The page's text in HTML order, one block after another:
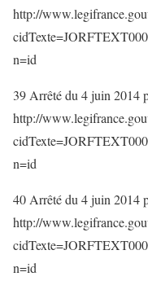
http://
n=id
39 Arrêté du 4 juin 2014
http://
n=id
40 Arrêté du 4 juin 2014
http://
n=id